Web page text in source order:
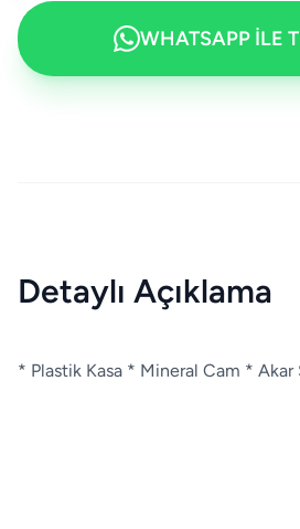
WHATSAPP İLE
Detaylı Açıklama
* Plastik Kasa * Mineral Cam *